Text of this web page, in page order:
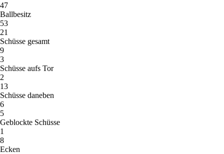
47
Ballbesitz
53
21
Schüsse gesamt
9
3
Schüsse aufs Tor
2
13
Schüsse daneben
6
5
Geblockte Schüsse
1
8
Ecken